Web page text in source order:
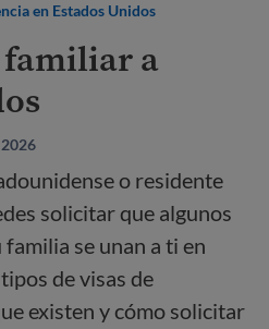
en Estados Unidos
a
o residente
solicitar que algunos
se unan a ti en
de visas de
existen y cómo solicitar